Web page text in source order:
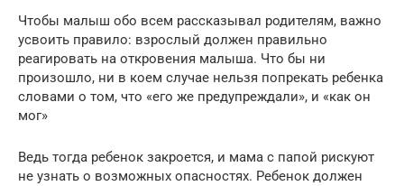
Чтобы малыш обо всем рассказывал родителям, важно
усвоить правило: взрослый должен правильно
реагировать на откровения малыша. Что бы ни
произошло, ни в коем случае нельзя попрекать ребенка
словами о том, что «его же предупреждали», и «как он
мог»
Ведь тогда ребенок закроется, и мама с папой рискуют
не узнать о возможных опасностях. Ребенок должен